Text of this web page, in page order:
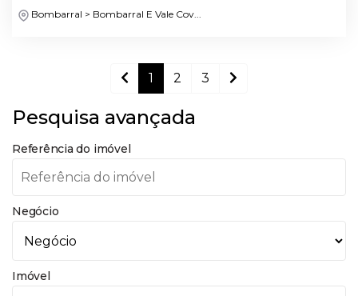
Bombarral > Bombarral E Vale Cov...
1 2 3
Pesquisa avançada
Referência do imóvel
Negócio
Imóvel